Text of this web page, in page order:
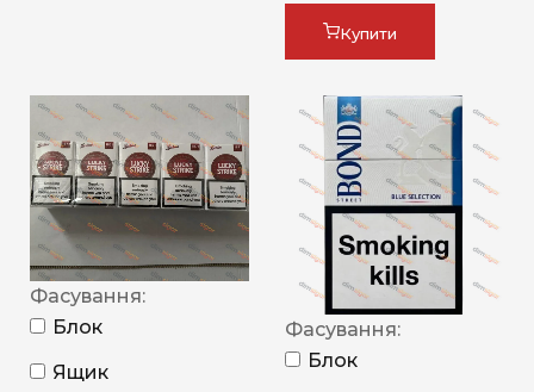
Купити
Фасування:
Блок
Ящик
Фасування:
Блок